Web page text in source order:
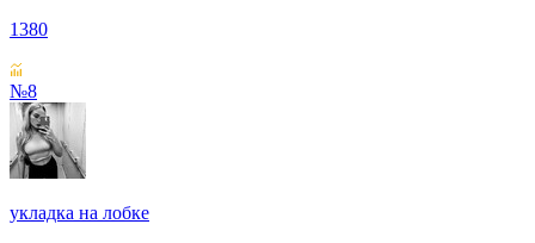
1380
№8
укладка на лобке